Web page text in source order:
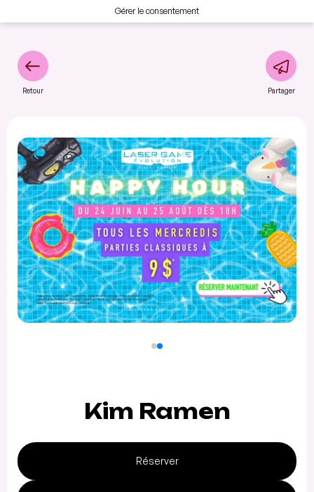
Gérer le consentement
Retour Partager
Kim Ramen
Réserver